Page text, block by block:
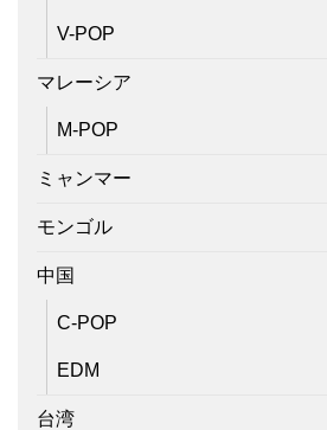
V-POP
マレーシア
M-POP
ミャンマー
モンゴル
中国
C-POP
EDM
台湾